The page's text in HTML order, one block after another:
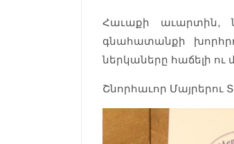
Հաւաքի աւարտին,
գնահատանքի
ներկաները հաճելի
Շնորհաւոր Մայրերու